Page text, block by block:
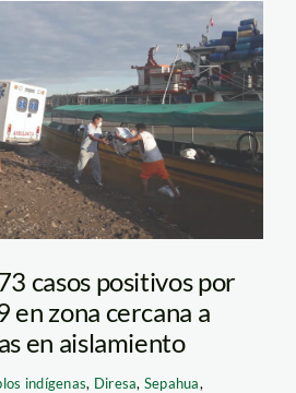
COVID-
casos positivos por
en zona cercana a
en aislamiento
indígenas, Diresa, Sepahua,